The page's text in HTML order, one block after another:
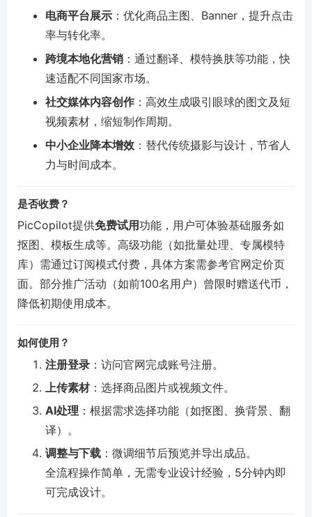
电商平台展示 ：优化商品主图、Banner，提升点击
率与转化率。
跨境本地化营销 ：通过翻译、模特换肤等功能，快
速适配不同国家市场。
社交媒体内容创作 ：高效生成吸引眼球的图文及短
视频素材，缩短制作周期。
中小企业降本增效 ：替代传统摄影与设计，节省人
力与时间成本。
是否收费？
PicCopilot提供免费试用功能，用户可体验基础服务如
抠图、模板生成等。高级功能（如批量处理、专属模特
库）需通过订阅模式付费，具体方案需参考官网定价页
面。部分推广活动（如前100名用户）曾限时赠送代币，
降低初期使用成本。
如何使用？
注册登录 ：访问官网完成账号注册。
上传素材：选择商品图片或视频文件。
AI处理 ：根据需求选择功能（如抠图、换背景、翻
译）。
调整与下载 ：微调细节后预览并导出成品。
全流程操作简单，无需专业设计经验，5分钟内即
可完成设计。